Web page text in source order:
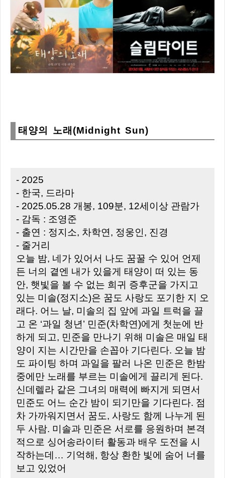
태양의 노래(Midnight Sun)
- 2025
- 한국, 드라마
- 2025.05.28 개봉, 109분, 12세이상 관람가
- 감독 : 조영준
- 출연 : 정지소, 차학연, 정웅인, 진경
- 줄거리
오늘 밤, 네가 있어서 나도 꿈꿀 수 있어 언제
든 너의 곁엔 내가 있을게 태양이 떠 있는 동
안, 햇빛을 볼 수 없는 희귀 증후군을 가지고
있는 미솔(정지소)은 꿈도 사랑도 포기한 지 오
래다. 어느 날, 미솔의 집 앞에 과일 트럭을 끌
고 온 ‘과일 청년’ 민준(차학연)에게 첫눈에 반
하게 되고, 민준을 만나기 위해 미솔은 매일 태
양이 지는 시간만을 손꼽아 기다린다. 오늘 밤
도 파이팅 하며 과일을 팔러 나온 민준은 한밤
중에만 노래를 부르는 미솔에게 끌리게 된다.
신데렐라 같은 그녀의 매력에 빠지게 되면서
민준도 어느 순간 밤이 되기만을 기다린다. 점
차 가까워지면서 꿈도, 사랑도 함께 나누게 된
두 사람. 미솔과 민준은 서로를 응원하며 본격
적으로 싱어송라이터 활동과 배우 도전을 시
작하는데… 기억해, 항상 환한 빛에 숨어 너를
보고 있었어